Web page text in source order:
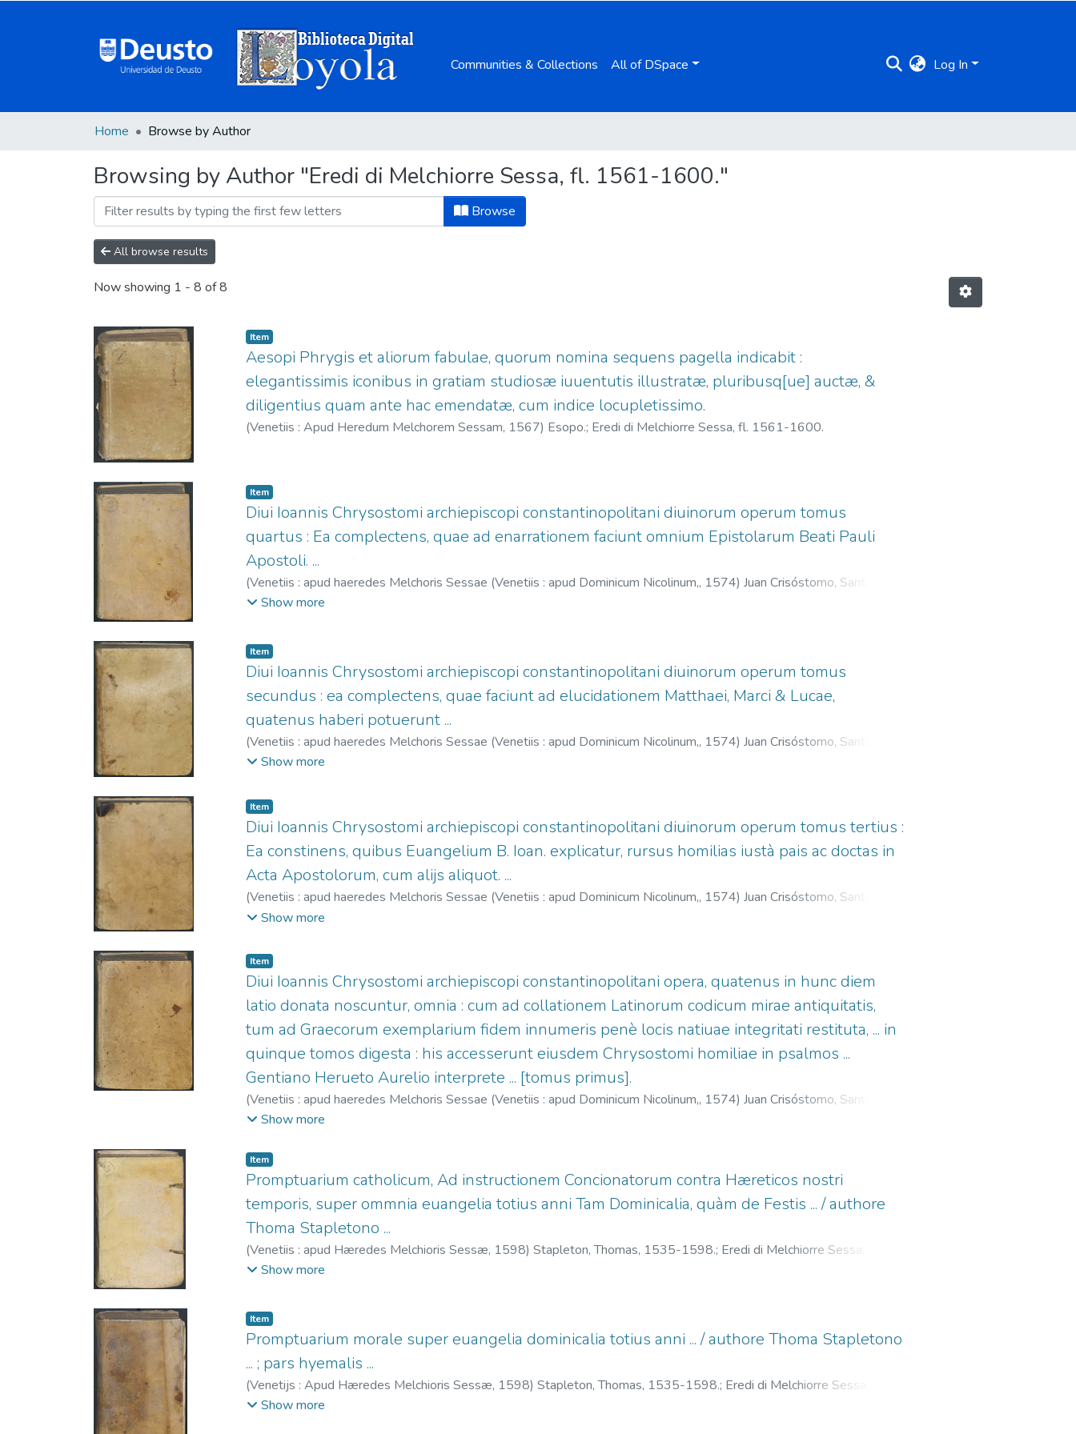
Communities & Collections All of DSpace Log In
Home Browse by Author
Browsing by Author "Eredi di Melchiorre Sessa, fl. 1561-1600."
Browse
All browse results
Now showing 1 - 8 of 8
Item
Aesopi Phrygis et aliorum fabulae, quorum nomina sequens pagella indicabit :
elegantissimis iconibus in gratiam studiosæ iuuentutis illustratæ, pluribusq[ue] auctæ, &
diligentius quam ante hac emendatæ, cum indice locupletissimo.
(Venetiis : Apud Heredum Melchorem Sessam, 1567) Esopo.; Eredi di Melchiorre Sessa, fl. 1561-1600.
Item
Diui Ioannis Chrysostomi archiepiscopi constantinopolitani diuinorum operum tomus
quartus : Ea complectens, quae ad enarrationem faciunt omnium Epistolarum Beati Pauli
Apostoli. ...
(Venetiis : apud haeredes Melchoris Sessae (Venetiis : apud Dominicum Nicolinum,, 1574) Juan Crisóstomo, Santo, m.
407.;Nicolini da Sabbio, Domenico, fl. 1557-1605?
Show more
Item
Diui Ioannis Chrysostomi archiepiscopi constantinopolitani diuinorum operum tomus
secundus : ea complectens, quae faciunt ad elucidationem Matthaei, Marci & Lucae,
quatenus haberi potuerunt ...
(Venetiis : apud haeredes Melchoris Sessae (Venetiis : apud Dominicum Nicolinum,, 1574) Juan Crisóstomo, Santo, m.
407.;Nicolini da Sabbio, Domenico, fl. 1557-1605?
Show more
Item
Diui Ioannis Chrysostomi archiepiscopi constantinopolitani diuinorum operum tomus tertius :
Ea constinens, quibus Euangelium B. Ioan. explicatur, rursus homilias iustà pais ac doctas in
Acta Apostolorum, cum alijs aliquot. ...
(Venetiis : apud haeredes Melchoris Sessae (Venetiis : apud Dominicum Nicolinum,, 1574) Juan Crisóstomo, Santo, m.
407.;Nicolini da Sabbio, Domenico, fl. 1557-1605?
Show more
Item
Diui Ioannis Chrysostomi archiepiscopi constantinopolitani opera, quatenus in hunc diem
latio donata noscuntur, omnia : cum ad collationem Latinorum codicum mirae antiquitatis,
tum ad Graecorum exemplarium fidem innumeris penè locis natiuae integritati restituta, ... in
quinque tomos digesta : his accesserunt eiusdem Chrysostomi homiliae in psalmos ...
Gentiano Herueto Aurelio interprete ... [tomus primus].
(Venetiis : apud haeredes Melchoris Sessae (Venetiis : apud Dominicum Nicolinum,, 1574) Juan Crisóstomo, Santo, m.
407.;Hervet, Gentian, 1499-1584.
Show more
Item
Promptuarium catholicum, Ad instructionem Concionatorum contra Hæreticos nostri
temporis, super ommnia euangelia totius anni Tam Dominicalia, quàm de Festis ... / authore
Thoma Stapletono ...
(Venetiis : apud Hæredes Melchioris Sessæ, 1598) Stapleton, Thomas, 1535-1598.; Eredi di Melchiorre Sessa, fl.
1561-1600.
Show more
Item
Promptuarium morale super euangelia dominicalia totius anni ... / authore Thoma Stapletono
... ; pars hyemalis ...
(Venetijs : Apud Hæredes Melchioris Sessæ, 1598) Stapleton, Thomas, 1535-1598.; Eredi di Melchiorre Sessa, fl.
1561-1600.
Show more